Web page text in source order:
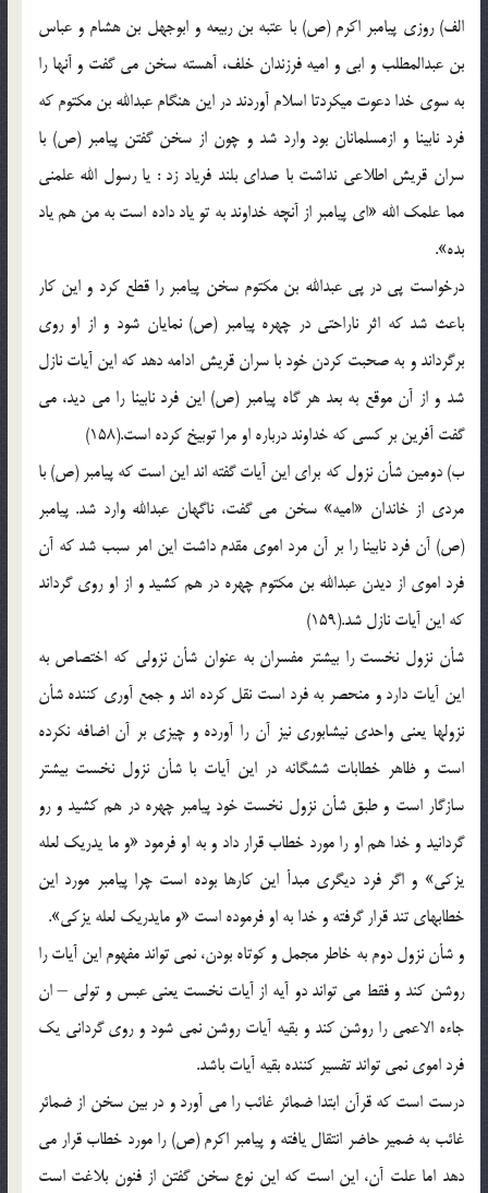
الف) روزي پيامبر اكرم (ص) با عتبه بن ربيعه و ابوجهل بن هشام و عباس
بن عبدالمطلب و ابي و اميه فرزندان خلف، آهسته سخن مي گفت و آنها را
به سوي خدا دعوت ميكردتا اسلام آوردند در اين هنگام عبدالله بن مكتوم كه
فرد نابينا و ازمسلمانان بود وارد شد و چون از سخن گفتن پيامبر (ص) با
سران قريش اطلاعي نداشت با صداي بلند فرياد زد : يا رسول الله علمني
مما علمك الله «اي پيامبر از آنچه خداوند به تو ياد داده است به من هم ياد
بده».
درخواست پي در پي عبدالله بن مكتوم سخن پيامبر را قطع كرد و اين كار
باعث شد كه اثر ناراحتي در چهره پيامبر (ص) نمايان شود و از او روي
برگرداند و به صحبت كردن خود با سران قريش ادامه دهد كه اين آيات نازل
شد و از آن موقع به بعد هر گاه پيامبر (ص) اين فرد نابينا را مي ديد، مي
گفت آفرين بر كسي كه خداوند درباره او مرا توبيخ كرده است.(158)
ب) دومين شأن نزول كه براي اين آيات گفته اند اين است كه پيامبر (ص) با
مردي از خاندان «اميه» سخن مي گفت، ناگهان عبدالله وارد شد. پيامبر
(ص) آن فرد نابينا را بر آن مرد اموي مقدم داشت اين امر سبب شد كه آن
فرد اموي از ديدن عبدالله بن مكتوم چهره در هم كشيد و از او روي گرداند
كه اين آيات نازل شد.(159)
شأن نزول نخست را بيشتر مفسران به عنوان شأن نزولي كه اختصاص به
اين آيات دارد و منحصر به فرد است نقل كرده اند و جمع آوري كننده شأن
نزولها يعني واحدي نيشابوري نيز آن را آورده و چيزي بر آن اضافه نكرده
است و ظاهر خطابات ششگانه در اين آيات با شأن نزول نخست بيشتر
سازگار است و طبق شأن نزول نخست خود پيامبر چهره در هم كشيد و رو
گردانيد و خدا هم او را مورد خطاب قرار داد و به او فرمود «و ما يدريك لعله
يزكي» و اگر فرد ديگري مبدأ اين كارها بوده است چرا پيامبر مورد اين
خطابهاي تند قرار گرفته و خدا به او فرموده است «و مايدريك لعله يزكي».
و شأن نزول دوم به خاطر مجمل و كوتاه بودن، نمي تواند مفهوم اين آيات را
روشن كند و فقط مي تواند دو آيه از آيات نخست يعني عبس و تولي – ان
جاءه الاعمي را روشن كند و بقيه آيات روشن نمي شود و روي گرداني يك
فرد اموي نمي تواند تفسير كننده بقيه آيات باشد.
درست است كه قرآن ابتدا ضمائر غائب را مي آورد و در بين سخن از ضمائر
غائب به ضمير حاضر انتقال يافته و پيامبر اكرم (ص) را مورد خطاب قرار مي
دهد اما علت آن، اين است كه اين نوع سخن گفتن از فنون بلاغت است